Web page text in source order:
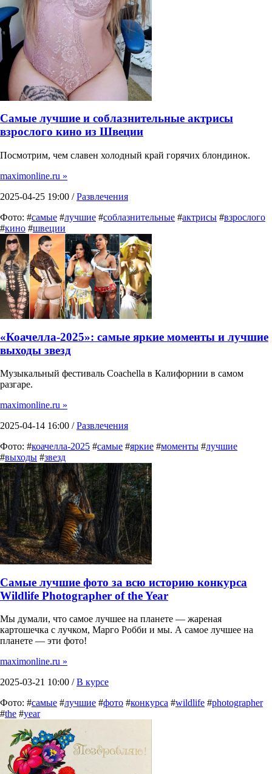
Самые лучшие и соблазнительные актрисы
взрослого кино из Швеции
Посмотрим, чем славен холодный край горячих блондинок.
maximonline.ru »
2025-04-25 19:00 /Развлечения
Фото: #самые #лучшие #соблазнительные #актрисы #взрослого
#кино #швеции
«Коачелла-2025»: самые яркие моменты и лучшие
выходы звезд
Музыкальный фестиваль Coachella в Калифорнии в самом
разгаре.
maximonline.ru »
2025-04-14 16:00 /Развлечения
Фото: #коачелла-2025 #самые #яркие #моменты #лучшие
#выходы #звезд
Самые лучшие фото за всю историю конкурса
Wildlife Photographer of the Year
Мы думали, что самое лучшее на планете — жареная
картошечка с лучком, Марго Робби и мы. А самое лучшее на
планете — эти фото!
maximonline.ru »
2025-03-21 10:00 /В курсе
Фото: #самые #лучшие #фото #конкурса #wildlife #photographer
#the #year